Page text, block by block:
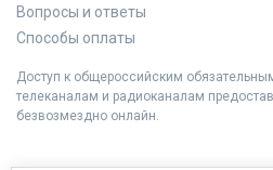
Вопросы и ответы
Способы оплаты
Доступ к общероссийским
телеканалам и радиоканалам
безвозмездно онлайн.